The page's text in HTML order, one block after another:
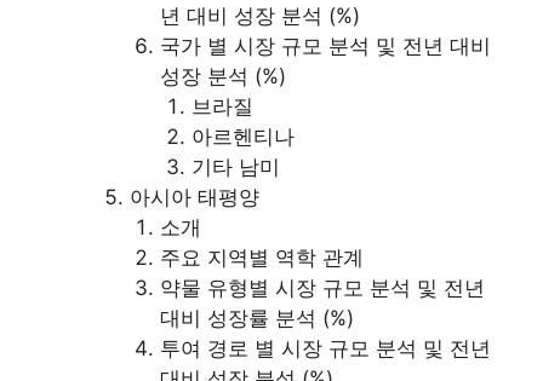
년 대비 성장 분석 (%)
국가 별 시장 규모 분석 및 전년 대비
성장 분석 (%)
브라질
아르헨티나
기타 남미
아시아 태평양
소개
주요 지역별 역학 관계
약물 유형별 시장 규모 분석 및 전년
대비 성장률 분석 (%)
투여 경로 별 시장 규모 분석 및 전년